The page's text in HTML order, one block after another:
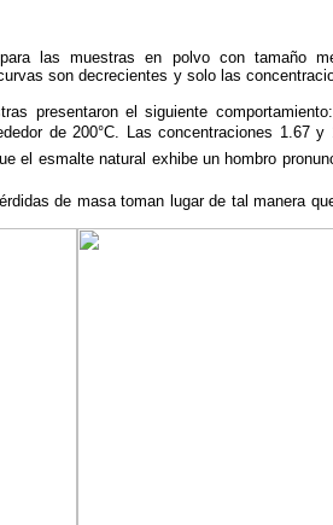
las muestras en polvo con tamaño
son decrecientes y solo las
presentaron el siguiente
de 200°C. Las concentraciones 1.67
el esmalte natural exhibe un hombro
de masa toman lugar de tal manera